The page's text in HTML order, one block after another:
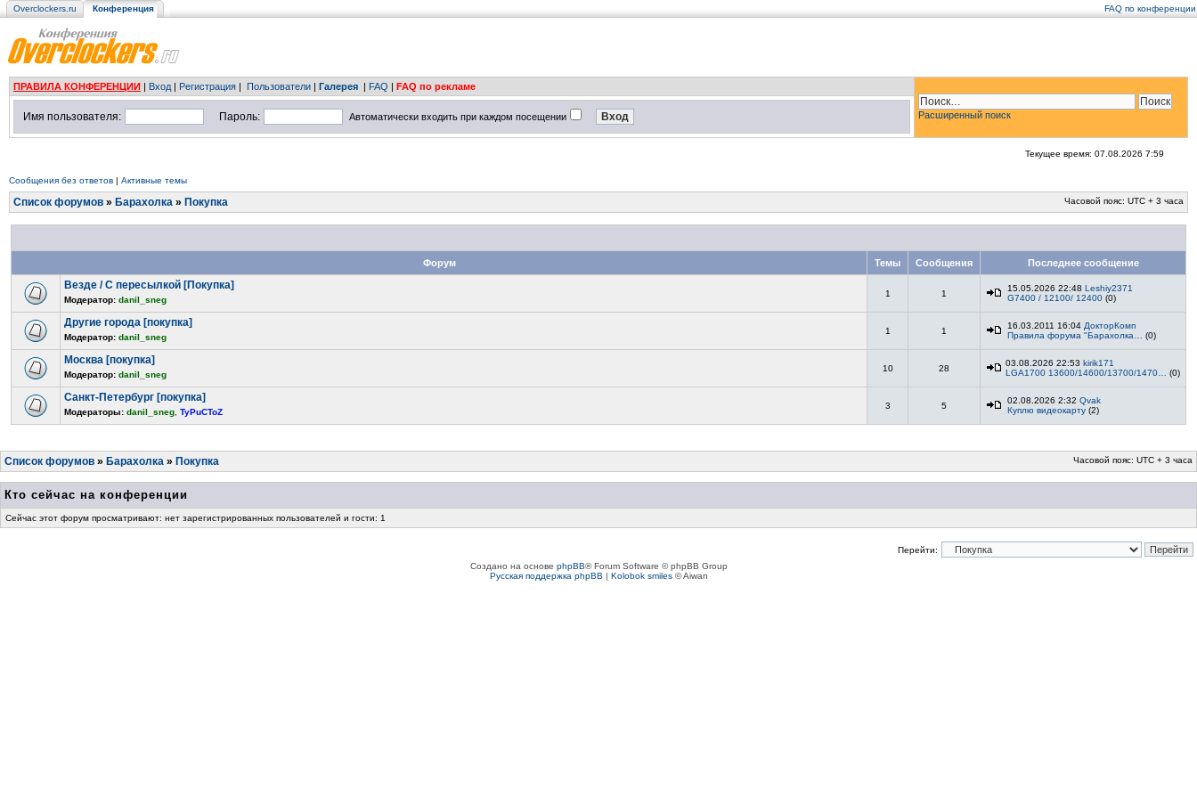
Overclockers.ru Конференция FAQ по конференции
ПРАВИЛА КОНФЕРЕНЦИИ | Вход | Регистрация | Пользователи | Галерея | FAQ | FAQ по рекламе
Расширенный поиск
Имя пользователя: Пароль: Автоматически входить при каждом посещении
Текущее время: 07.08.2026 7:59
Сообщения без ответов | Активные темы
Список форумов » Барахолка » Покупка Часовой пояс: UTC + 3 часа
Форум Темы Сообщения Последнее сообщение
Везде / С пересылкой [Покупка]
Модератор: danil_sneg
1 1
15.05.2026 22:48 Leshiy2371
G7400 / 12100/ 12400 (0)
Другие города [покупка]
Модератор: danil_sneg
1 1
16.03.2011 16:04 ДокторКомп
Правила форума "Барахолка…
(0)
Москва [покупка]
Модератор: danil_sneg
10 28
03.08.2026 22:53 kirik171
LGA1700 13600/14600/13700/1470…
(0)
Санкт-Петербург [покупка]
Модераторы: danil_sneg TyPuCToZ
3 5
02.08.2026 2:32 Qvak
Куплю видеокарту (2)
Список форумов » Барахолка » Покупка Часовой пояс: UTC + 3 часа
Кто сейчас на конференции
Сейчас этот форум просматривают: нет зарегистрированных пользователей и гости: 1
Перейти:
Создано на основе phpBB® Forum Software © phpBB Group
Русская поддержка phpBB | Kolobok smiles© Aiwan